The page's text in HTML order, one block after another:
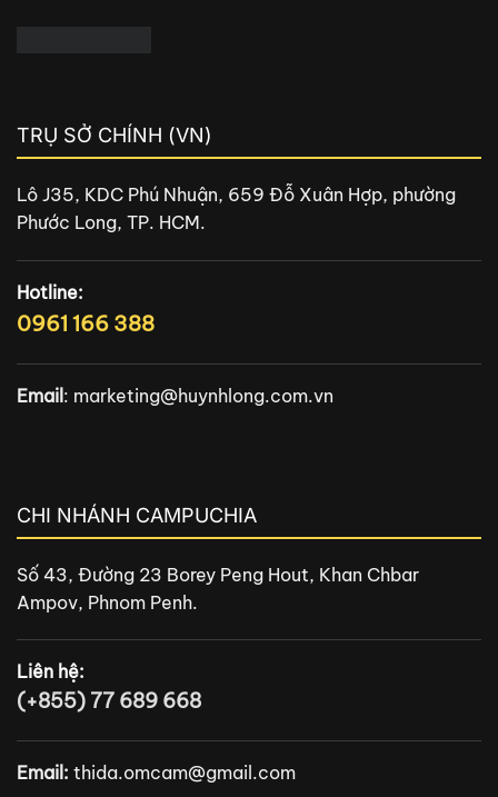
TRỤ SỞ CHÍNH (VN)
Lô J35, KDC Phú Nhuận, 659 Đỗ Xuân Hợp, phường
Phước Long, TP. HCM.
Hotline:
0961 166 388
Email: marketing@huynhlong.com.vn
CHI NHÁNH CAMPUCHIA
Số 43, Đường 23 Borey Peng Hout, Khan Chbar
Ampov, Phnom Penh.
Liên hệ:
(+855) 77 689 668
Email: thida.omcam@gmail.com